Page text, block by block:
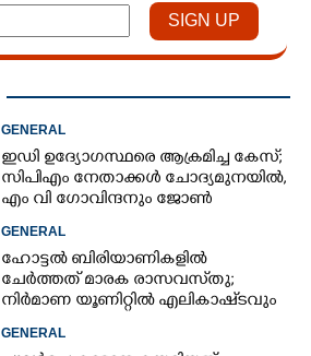
GENERAL
ഇഡി ഉദ്യോഗസ്ഥരെ ആക്രമിച്ച കേസ്;
സിപിഎം നേതാക്കൾ ചോദ്യമുനയിൽ,
എം വി ഗോവിന്ദനും ജോൺ
GENERAL
ഹോട്ടൽ ബിരിയാണികളിൽ
ചേർത്തത് മാരക രാസവസ്‌തു;
നിർമാണ യൂണിറ്റിൽ എലികാഷ്‌ടവും
GENERAL